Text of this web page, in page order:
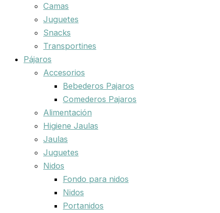
Camas
Juguetes
Snacks
Transportines
Pájaros
Accesorios
Bebederos Pajaros
Comederos Pajaros
Alimentación
Higiene Jaulas
Jaulas
Juguetes
Nidos
Fondo para nidos
Nidos
Portanidos